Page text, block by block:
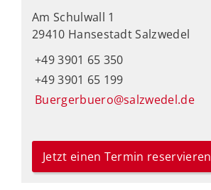
Am Schulwall 1
29410 Hansestadt Salzwedel
+49 3901 65 350
+49 3901 65 199
Buergerbuero@salzwedel.de
Jetzt einen Termin reservieren